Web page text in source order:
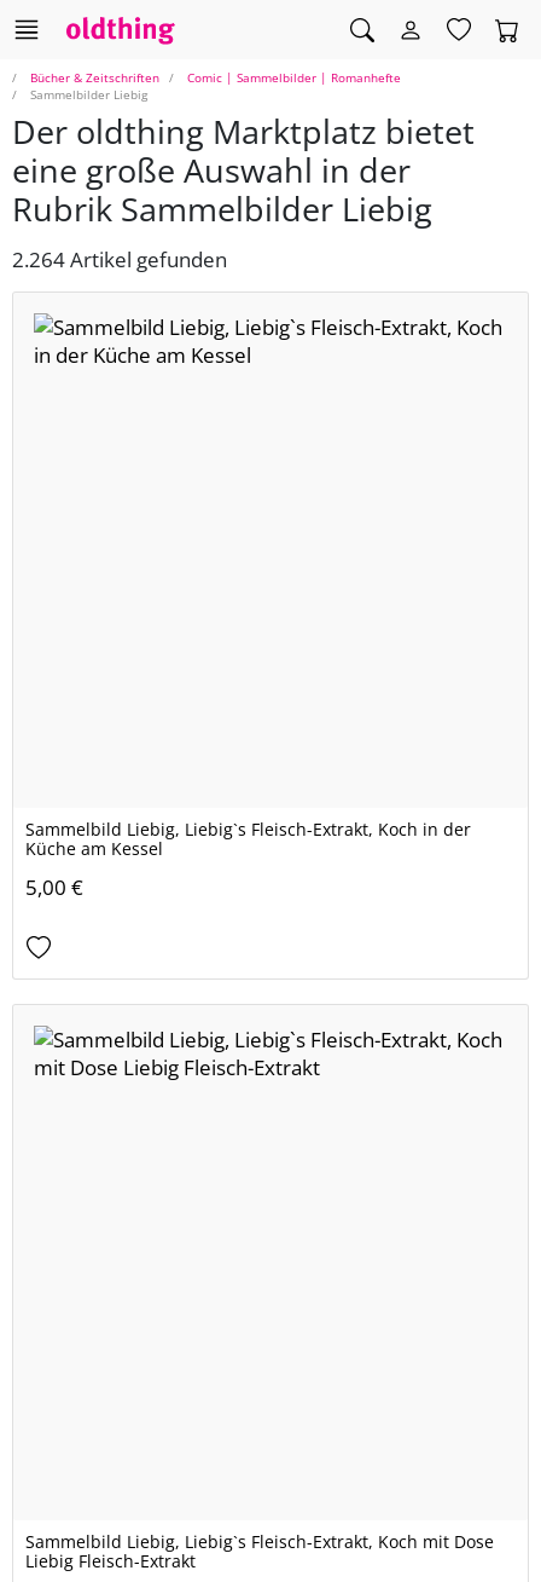
Bücher & Zeitschriften
Comic | Sammelbilder | Romanhefte
Sammelbilder Liebig
Der oldthing Marktplatz bietet
eine große Auswahl in der
Rubrik Sammelbilder Liebig
2.264 Artikel gefunden
Sammelbild Liebig, Liebig`s Fleisch-Extrakt, Koch in der
Küche am Kessel
5,00 €
Sammelbild Liebig, Liebig`s Fleisch-Extrakt, Koch mit Dose
Liebig Fleisch-Extrakt